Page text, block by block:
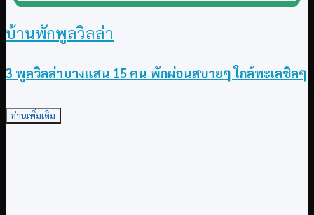
บ้านพักพูลวิลล่า
3 พูลวิลล่าบางแสน 15 คน พักผ่อนสบายๆ ใกล้ทะเลชิลๆ
อ่านเพิ่มเติม